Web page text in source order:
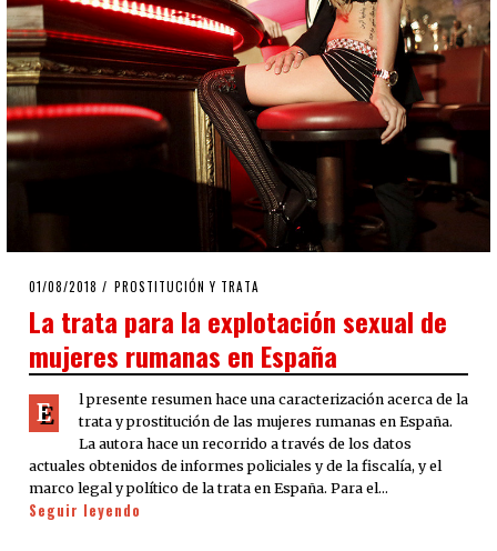
POSTED
01/08/2018 PROSTITUCIÓN Y TRATA
La trata para la explotación sexual de
mujeres rumanas en España
E
l presente resumen hace una caracterización acerca de la
trata y prostitución de las mujeres rumanas en España.
La autora hace un recorrido a través de los datos
actuales obtenidos de informes policiales y de la fiscalía, y el
marco legal y político de la trata en España. Para el…
Seguir leyendo